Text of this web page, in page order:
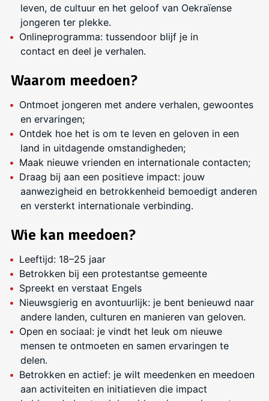
leven, de cultuur en het geloof van Oekraïense
jongeren ter plekke.
Onlineprogramma: tussendoor blijf je in
contact en deel je verhalen.
Waarom meedoen?
Ontmoet jongeren met andere verhalen, gewoontes
en ervaringen;
Ontdek hoe het is om te leven en geloven in een
land in uitdagende omstandigheden;
Maak nieuwe vrienden en internationale contacten;
Draag bij aan een positieve impact: jouw
aanwezigheid en betrokkenheid bemoedigt anderen
en versterkt internationale verbinding.
Wie kan meedoen?
Leeftijd: 18–25 jaar
Betrokken bij een protestantse gemeente
Spreekt en verstaat Engels
Nieuwsgierig en avontuurlijk: je bent benieuwd naar
andere landen, culturen en manieren van geloven.
Open en sociaal: je vindt het leuk om nieuwe
mensen te ontmoeten en samen ervaringen te
delen.
Betrokken en actief: je wilt meedenken en meedoen
aan activiteiten en initiatieven die impact